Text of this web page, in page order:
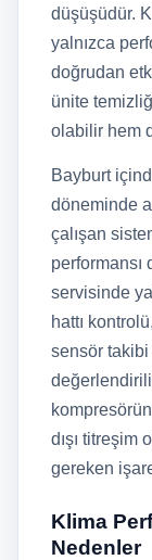
düşüşüdür.
yalnızca
doğrudan
ünite
olabilir hem
Bayburt
döneminde
çalışan
performansı
servisinde
hattı
sensör
dışı titreşim
gereken
Klima
Nedenler